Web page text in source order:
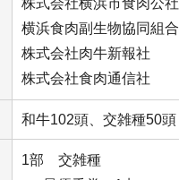
横浜食肉副生物協同組合
株式会社肉牛新報社
株式会社食肉通信社
和牛102頭、交雑種50頭
1部 交雑種